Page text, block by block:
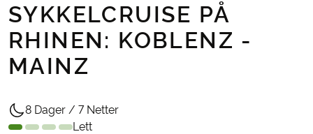
SYKKELCRUISE PÅ
RHINEN: KOBLENZ -
MAINZ
8 Dager / 7 Netter
Lett